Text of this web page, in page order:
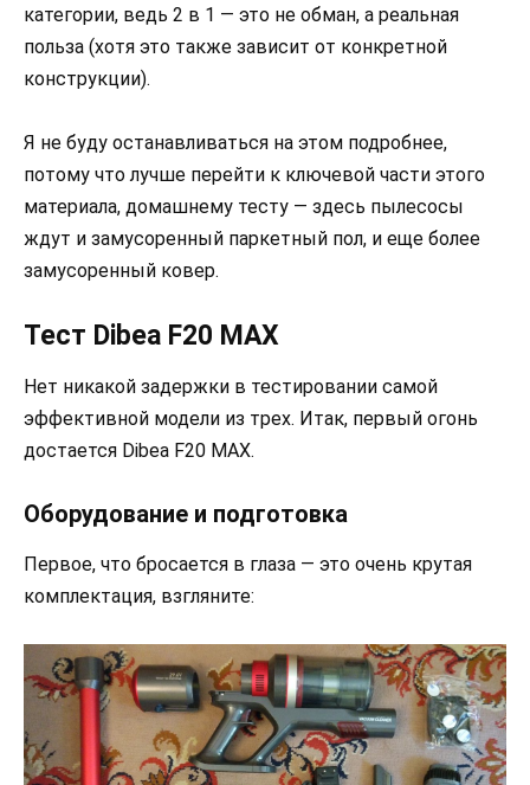
категории, ведь 2 в 1 — это не обман, а реальная
польза (хотя это также зависит от конкретной
конструкции).
Я не буду останавливаться на этом подробнее,
потому что лучше перейти к ключевой части этого
материала, домашнему тесту — здесь пылесосы
ждут и замусоренный паркетный пол, и еще более
замусоренный ковер.
Тест Dibea F20 MAX
Нет никакой задержки в тестировании самой
эффективной модели из трех. Итак, первый огонь
достается Dibea F20 MAX.
Оборудование и подготовка
Первое, что бросается в глаза — это очень крутая
комплектация, взгляните: